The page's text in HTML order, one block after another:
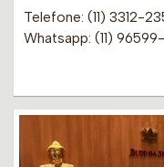
Telefone: (11) 3312-
Whatsapp: (11)